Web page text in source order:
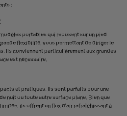
:
portables qui reposent sur un pied
flexibilité, vous permettant de diriger le
Ils conviennent particulièrement aux grandes
est nécessaire.
et pratiques. Ils sont parfaits pour une
nuit ou toute autre surface plane. Bien que
ils offrent un flux d'air rafraîchissant à